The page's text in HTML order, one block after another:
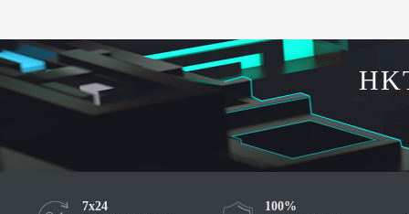
7x24
100%